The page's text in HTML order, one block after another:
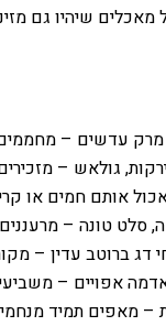
שיהיו גם
עדשים –
גולאש –
אותם חמים או
סלט טונה –
דג ברוטב עדין –
אפויים –
– מאפים תמיד